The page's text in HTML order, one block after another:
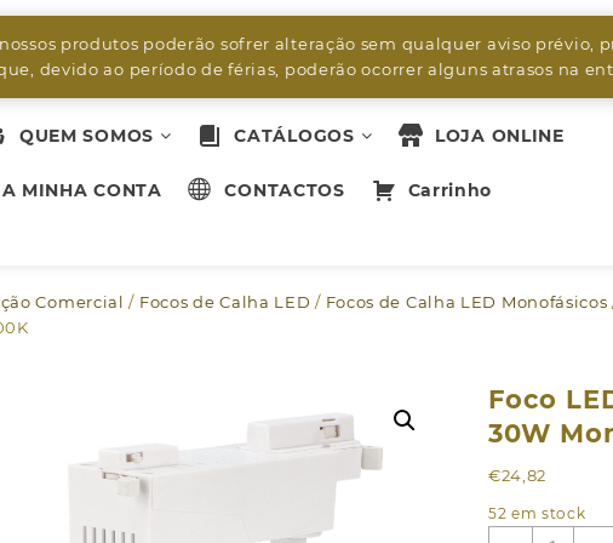
produtos poderão sofrer alteração sem qualquer aviso
devido ao período de férias, poderão ocorrer alguns atrasos na
QUEM SOMOS CATÁLOGOS LOJA ONLINE
A MINHA CONTA CONTACTOS Carrinho
Comercial / Focos de Calha LED / Focos de Calha LED Monofásicos
Foco
30W
€24,82
52 em stock